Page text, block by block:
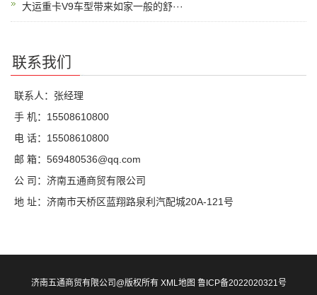
大运重卡V9车型带来如家一般的舒···
联系我们
联系人：张经理
手 机：15508610800
电 话：15508610800
邮 箱：569480536@qq.com
公 司：济南五通商贸有限公司
地 址：济南市天桥区蓝翔路泉利汽配城20A-121号
济南五通商贸有限公司@版权所有 XML地图 鲁ICP备2022020321号